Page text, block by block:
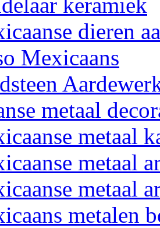
dieren
Mexicaans
metaal
metaal
metaal
metaal
metalen